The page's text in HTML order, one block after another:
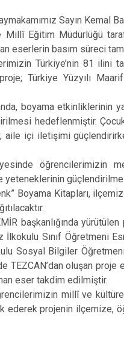
Sayın Kemal
Millî Eğitim Müdürlüğü
eserlerin basım süreci
Türkiye’nin 81 ilini
Türkiye Yüzyılı
boyama etkinliklerinin
hedeflenmiştir.
aile içi iletişimi
öğrencilerimizin
Boyama Kitapları,
başkanlığında
İlkokulu Sınıf Öğretmeni
Sosyal Bilgiler
oluşan proje
eser takdim edilmiştir.
millî ve
ederek projenin ilçemize,